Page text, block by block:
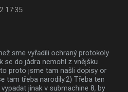
17:35
sme vyřadili ochraný protokoly
se do jádra nemohl z vnějšku
proto jsme tam našli dopisy or
tam třeba narodily.2) Třeba ten
jinak v submachine 8, by